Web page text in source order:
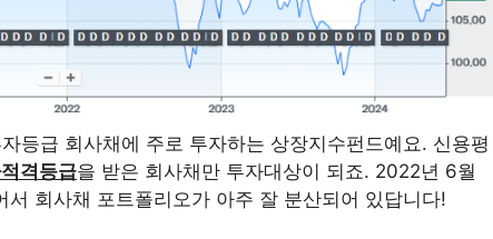
등급 회사채에 주로 투자하는 상장지수펀드예요. 신용평
격등급을 받은 회사채만 투자대상이 되죠. 2022년 6월
회사채 포트폴리오가 아주 잘 분산되어 있답니다!